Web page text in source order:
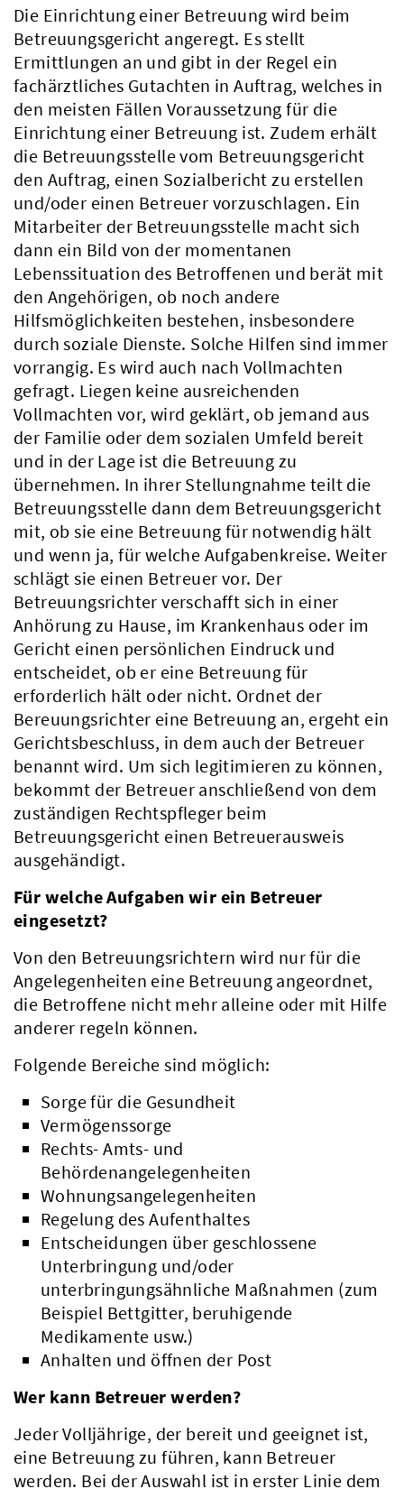
Die Einrichtung einer Betreuung wird beim
Betreuungsgericht angeregt. Es stellt
Ermittlungen an und gibt in der Regel ein
fachärztliches Gutachten in Auftrag, welches in
den meisten Fällen Voraussetzung für die
Einrichtung einer Betreuung ist. Zudem erhält
die Betreuungsstelle vom Betreuungsgericht
den Auftrag, einen Sozialbericht zu erstellen
und/oder einen Betreuer vorzuschlagen. Ein
Mitarbeiter der Betreuungsstelle macht sich
dann ein Bild von der momentanen
Lebenssituation des Betroffenen und berät mit
den Angehörigen, ob noch andere
Hilfsmöglichkeiten bestehen, insbesondere
durch soziale Dienste. Solche Hilfen sind immer
vorrangig. Es wird auch nach Vollmachten
gefragt. Liegen keine ausreichenden
Vollmachten vor, wird geklärt, ob jemand aus
der Familie oder dem sozialen Umfeld bereit
und in der Lage ist die Betreuung zu
übernehmen. In ihrer Stellungnahme teilt die
Betreuungsstelle dann dem Betreuungsgericht
mit, ob sie eine Betreuung für notwendig hält
und wenn ja, für welche Aufgabenkreise. Weiter
schlägt sie einen Betreuer vor. Der
Betreuungsrichter verschafft sich in einer
Anhörung zu Hause, im Krankenhaus oder im
Gericht einen persönlichen Eindruck und
entscheidet, ob er eine Betreuung für
erforderlich hält oder nicht. Ordnet der
Bereuungsrichter eine Betreuung an, ergeht ein
Gerichtsbeschluss, in dem auch der Betreuer
benannt wird. Um sich legitimieren zu können,
bekommt der Betreuer anschließend von dem
zuständigen Rechtspfleger beim
Betreuungsgericht einen Betreuerausweis
ausgehändigt.
Für welche Aufgaben wir ein Betreuer
eingesetzt?
Von den Betreuungsrichtern wird nur für die
Angelegenheiten eine Betreuung angeordnet,
die Betroffene nicht mehr alleine oder mit Hilfe
anderer regeln können.
Folgende Bereiche sind möglich:
Sorge für die Gesundheit
Vermögenssorge
Rechts- Amts- und
Behördenangelegenheiten
Wohnungsangelegenheiten
Regelung des Aufenthaltes
Entscheidungen über geschlossene
Unterbringung und/oder
unterbringungsähnliche Maßnahmen (zum
Beispiel Bettgitter, beruhigende
Medikamente usw.)
Anhalten und öffnen der Post
Wer kann Betreuer werden?
Jeder Volljährige, der bereit und geeignet ist,
eine Betreuung zu führen, kann Betreuer
werden. Bei der Auswahl ist in erster Linie dem